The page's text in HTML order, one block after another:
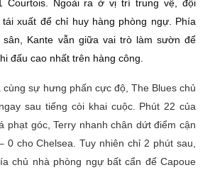
Courtois. Ngoài ra ở vị trí trung vệ, đội
xuất để chỉ huy hàng phòng ngự. Phía
Kante vẫn giữa vai trò làm sườn để
đấu cao nhất trên hàng công.
sự hưng phấn cực độ, The Blues chủ
sau tiếng còi khai cuộc. Phút 22 của
phạt góc, Terry nhanh chân dứt điểm cận
0 cho Chelsea. Tuy nhiên chỉ 2 phút sau,
chủ nhà phòng ngự bất cẩn để Capoue